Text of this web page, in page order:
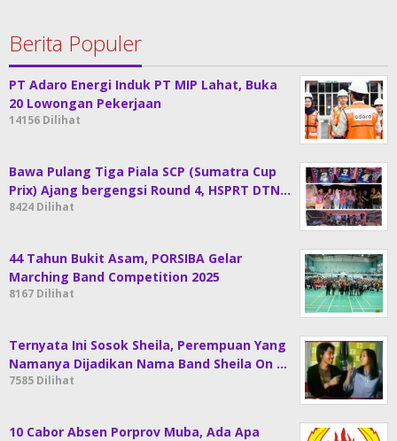
Berita Populer
PT Adaro Energi Induk PT MIP Lahat, Buka
20 Lowongan Pekerjaan
14156 Dilihat
Bawa Pulang Tiga Piala SCP (Sumatra Cup
Prix) Ajang bergengsi Round 4, HSPRT DTN…
8424 Dilihat
44 Tahun Bukit Asam, PORSIBA Gelar
Marching Band Competition 2025
8167 Dilihat
Ternyata Ini Sosok Sheila, Perempuan Yang
Namanya Dijadikan Nama Band Sheila On …
7585 Dilihat
10 Cabor Absen Porprov Muba, Ada Apa